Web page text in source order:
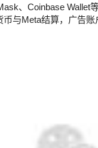
、Coinbase Wallet
与Meta结算，广告